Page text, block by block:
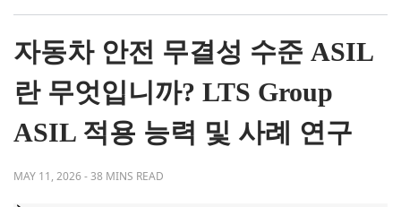
자동차 안전 무결성 수준 ASIL
란 무엇입니까? LTS Group
ASIL 적용 능력 및 사례 연구
MAY 11, 2026-38 MINS READ